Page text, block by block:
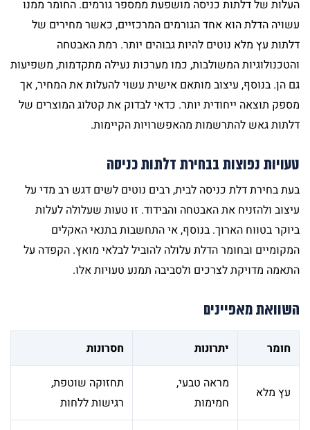
העלות של דלתות כניסה מושפעת ממספר גורמים. החומר ממנו
עשויה הדלת הוא אחד הגורמים המרכזיים, כאשר מחירים של
דלתות עץ מלא נוטים להיות גבוהים יותר. רמת האבטחה
והטכנולוגיות המשולבות, כמו מערכות נעילה מתקדמות, משפיעות
גם הן. בנוסף, עיצוב מותאם אישית עשוי להעלות את המחיר, אך
מספק תוצאה ייחודית יותר. כדאי לבדוק את קטלוג המוצרים של
דלתות גאש להתרשמות מהאפשרויות הקיימות.
טעויות נפוצות בבחירת דלתות כניסה
בעת בחירת דלת כניסה לבית, רבים נוטים לשים דגש רב מדי על
עיצוב ולהזניח את האבטחה והבידוד. זו טעות שעלולה לעלות
ביוקר בטווח הארוך. בנוסף, אי התחשבות בתנאי האקלים
המקומיים ובחומר הדלת עלולה להוביל לבלאי מואץ. הקפדה על
התאמה מדויקת לצרכים ולסביבה תמנע טעויות אלו.
השוואת מאפיינים
חומר יתרונות חסרונות
עץ מלא
מראה טבעי,
חמימות
תחזוקה שוטפת,
רגישות ללחות